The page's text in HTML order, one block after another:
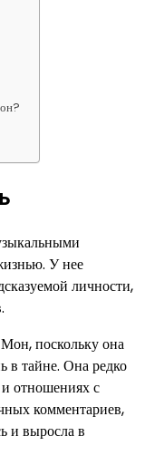
У нее
личности,
поскольку она
в тайне. Она редко
отношениях с
комментариев,
и выросла в